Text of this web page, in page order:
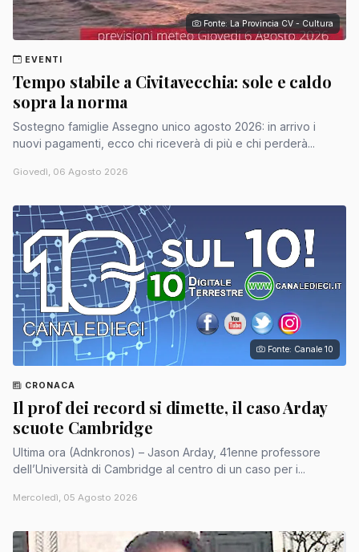
Fonte: La Provincia CV - Cultura
EVENTI
Tempo stabile a Civitavecchia: sole e caldo
sopra la norma
Sostegno famiglie Assegno unico agosto 2026: in arrivo i
nuovi pagamenti, ecco chi riceverà di più e chi perderà...
Giovedì, 06 Agosto 2026
Fonte: Canale 10
CRONACA
Il prof dei record si dimette, il caso Arday
scuote Cambridge
Ultima ora (Adnkronos) – Jason Arday, 41enne professore
dell’Università di Cambridge al centro di un caso per i...
Mercoledì, 05 Agosto 2026